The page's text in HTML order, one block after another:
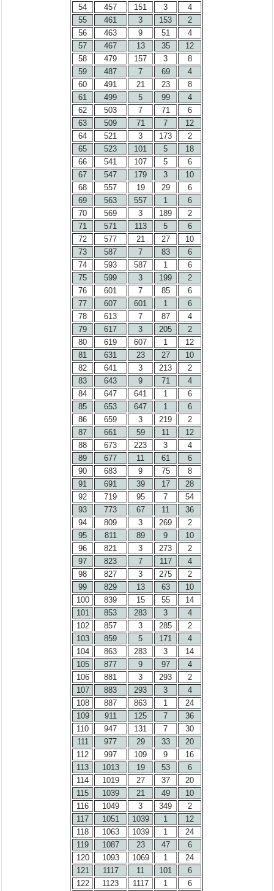
54
457 151 3
4
55
461 3 153
2
56
463 9 51
4
57
467 13 35
12
58
479 157 3
8
59
487 7 69
4
60
491 21 23
8
61
499 5 99
4
62
503 7 71
6
63
509 71 7
12
64
521 3 173
2
65
523 101 5
18
66
541 107 5
6
67
547 179 3
10
68
557 19 29
6
69
563 557 1
6
70
569 3 189
2
71
571 113 5
6
72
577 21 27
10
73
587 7 83
6
74
593 587 1
6
75
599 3 199
2
76
601 7 85
6
77
607 601 1
6
78
613 7 87
4
79
617 3 205
2
80
619 607 1
12
81
631 23 27
10
82
641 3 213
2
83
643 9 71
4
84
647 641 1
6
85
653 647 1
6
86
659 3 219
2
87
661 59 11
12
88
673 223 3
4
89
677 11 61
6
90
683 9 75
8
91
691 39 17
28
92
719 95 7
54
93
773 67 11
36
94
809 3 269
2
95
811 89 9
10
96
821 3 273
2
97
823 7 117
4
98
827 3 275
2
99
829 13 63
10
100
839 15 55
14
101
853 283 3
4
102
857 3 285
2
103
859 5 171
4
104
863 283 3
14
105
877 9 97
4
106
881 3 293
2
107
883 293 3
4
108
887 863 1
24
109
911 125 7
36
110
947 131 7
30
111
977 29 33
20
112
997 109 9
16
113
1013 19 53
6
114
1019 27 37
20
115
1039 21 49
10
116
1049 3 349
2
117
1051 1039 1
12
118
1063 1039 1
24
119
1087 23 47
6
120
1093 1069 1
24
121
1117 11 101
6
122
1123 1117 1 6